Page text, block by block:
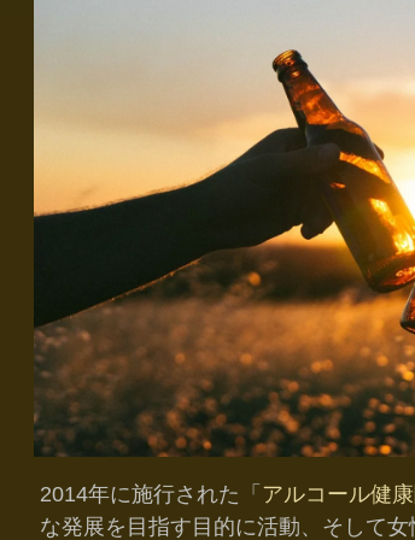
2014年に施行された「 アルコール健
な発展を目指す目的に活動、そして